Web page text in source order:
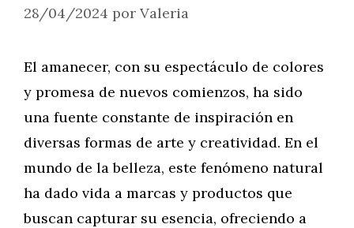
28/04/2024 por Valeria
El amanecer, con su espectáculo de colores
y promesa de nuevos comienzos, ha sido
una fuente constante de inspiración en
diversas formas de arte y creatividad. En el
mundo de la belleza, este fenómeno natural
ha dado vida a marcas y productos que
buscan capturar su esencia, ofreciendo a